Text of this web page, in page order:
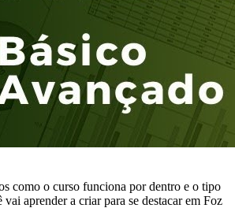
como o curso funciona por dentro e o tipo
vai aprender a criar para se destacar em Foz